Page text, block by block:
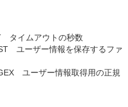
タイムアウトの秒数
ユーザー情報を保存するファ
ユーザー情報取得用の正規